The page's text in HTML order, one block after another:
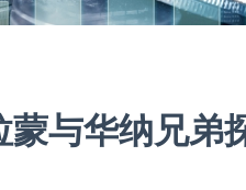
与华纳兄弟